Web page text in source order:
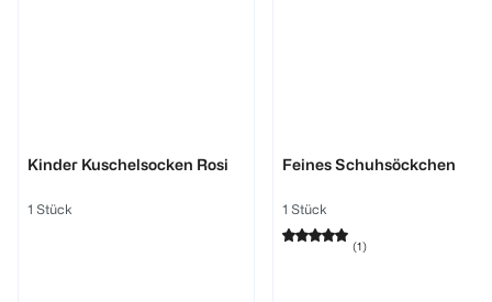
Kinder Kuschelsocken Rosi
1 Stück
Feines Schuhsöckchen
1 Stück
(1)